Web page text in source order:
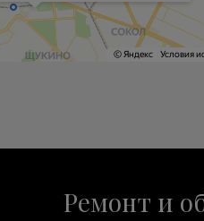
Ремонт и